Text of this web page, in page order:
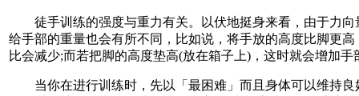
徒手训练的强度与重力有关。以伏地挺身来看，由于力向
给手部的重量也会有所不同，比如说，将手放的高度比脚更
比会减少;而若把脚的高度垫高(放在箱子上)，这时就会增加手
当你在进行训练时，先以「最困难」而且身体可以维持良